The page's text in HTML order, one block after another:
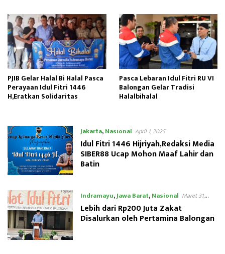
PJIB Gelar Halal Bi Halal Pasca
Perayaan Idul Fitri 1446
H,Eratkan Solidaritas
Pasca Lebaran Idul Fitri RU VI
Balongan Gelar Tradisi
Halalbihalal
Jakarta,Nasional April 1, 2025
Idul Fitri 1446 Hijriyah,Redaksi Media
SIBER88 Ucap Mohon Maaf Lahir dan
Batin
Indramayu,Jawa Barat,Nasional Maret 31,
2025
Lebih dari Rp200 Juta Zakat
Disalurkan oleh Pertamina Balongan